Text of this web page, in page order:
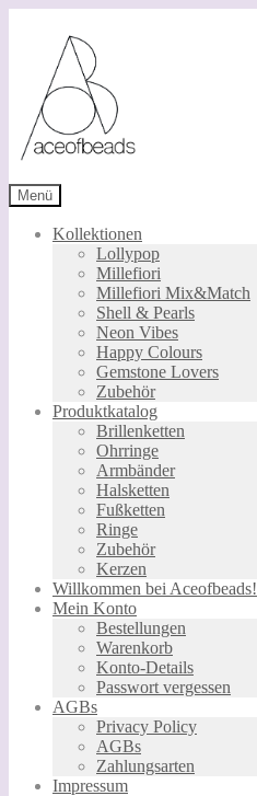
Navigation
springen
springen
Menü
Kollektionen
Lollypop
Millefiori
Millefiori Mix&Match
Shell & Pearls
Neon Vibes
Happy Colours
Gemstone Lovers
Zubehör
Produktkatalog
Brillenketten
Ohrringe
Armbänder
Halsketten
Fußketten
Ringe
Zubehör
Kerzen
Willkommen bei Aceofbeads!
Mein Konto
Bestellungen
Warenkorb
Konto-Details
Passwort vergessen
AGBs
Privacy Policy
AGBs
Zahlungsarten
Impressum